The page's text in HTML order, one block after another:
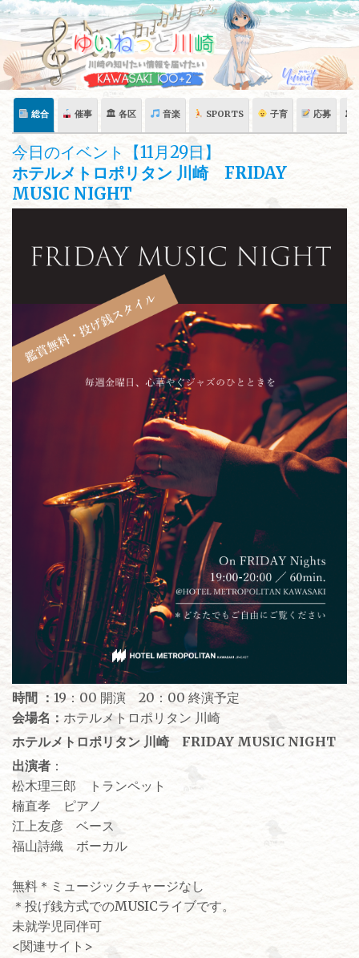
Skip
content
総合 催事 🏛 各区 音楽 SPORTS 子育 応募 🏛
今日のイベント【11月29日】
ホテルメトロポリタン 川崎 FRIDAY
MUSIC NIGHT
時間 ： 19：00 開演 20：00 終演予定
会場名： ホテルメトロポリタン 川崎
ホテルメトロポリタン 川崎 FRIDAY MUSIC NIGHT
出演者 ：
松木理三郎 トランペット
楠直孝 ピアノ
江上友彦 ベース
福山詩織 ボーカル
無料＊ミュージックチャージなし
＊投げ銭方式でのMUSICライブです。
未就学児同伴可
<関連サイト>